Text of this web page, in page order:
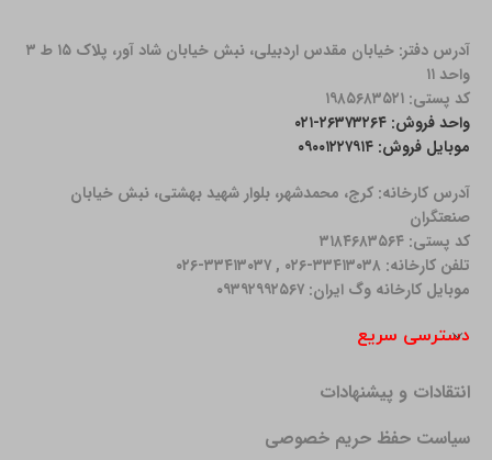
آدرس دفتر: خیابان مقدس اردبیلی، نبش خیابان شاد آور، پلاک ۱۵ ط ۳
واحد ۱۱
کد پستی: ۱۹۸۵۶۸۳۵۲۱
واحد فروش: ۲۶۳۷۳۲۶۴-۰۲۱
موبایل فروش: ۰۹۰۰۱۲۲۷۹۱۴
آدرس کارخانه: كرج، محمدشهر، بلوار شهید بهشتی، نبش خیابان
صنعتگران
کد پستی: ۳۱۸۴۶۸۳۵۶۴
تلفن کارخانه: ۳۳۴۱۳۰۳۸-۰۲۶ , ۳۳۴۱۳۰۳۷-۰۲۶
موبایل کارخانه وگ ایران: ۰۹۳۹۲۹۹۲۵۶۷
دسترسی سریع
انتقادات و پیشنهادات
سیاست حفظ حریم خصوصی